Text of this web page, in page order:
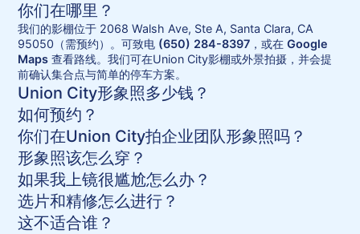
你们在哪里？
我们的影棚位于 2068 Walsh Ave, Ste A, Santa Clara, CA
95050（需预约）。可致电 (650) 284-8397 ，或在Google
Maps 查看路线。我们可在Union City影棚或外景拍摄，并会提
前确认集合点与简单的停车方案。
Union City形象照多少钱？
如何预约？
你们在Union City拍企业团队形象照吗？
形象照该怎么穿？
如果我上镜很尴尬怎么办？
选片和精修怎么进行？
这不适合谁？